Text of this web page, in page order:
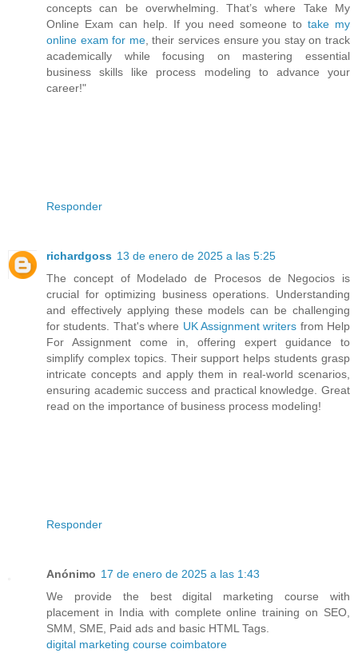
concepts can be overwhelming. That’s where Take My
Online Exam can help. If you need someone to take my
online exam for me, their services ensure you stay on track
academically while focusing on mastering essential
business skills like process modeling to advance your
career!"
Responder
richardgoss 13 de enero de 2025 a las 5:25
The concept of Modelado de Procesos de Negocios is
crucial for optimizing business operations. Understanding
and effectively applying these models can be challenging
for students. That's where UK Assignment writers from Help
For Assignment come in, offering expert guidance to
simplify complex topics. Their support helps students grasp
intricate concepts and apply them in real-world scenarios,
ensuring academic success and practical knowledge. Great
read on the importance of business process modeling!
Responder
Anónimo 17 de enero de 2025 a las 1:43
We provide the best digital marketing course with
placement in India with complete online training on SEO,
SMM, SME, Paid ads and basic HTML Tags.
digital marketing course coimbatore